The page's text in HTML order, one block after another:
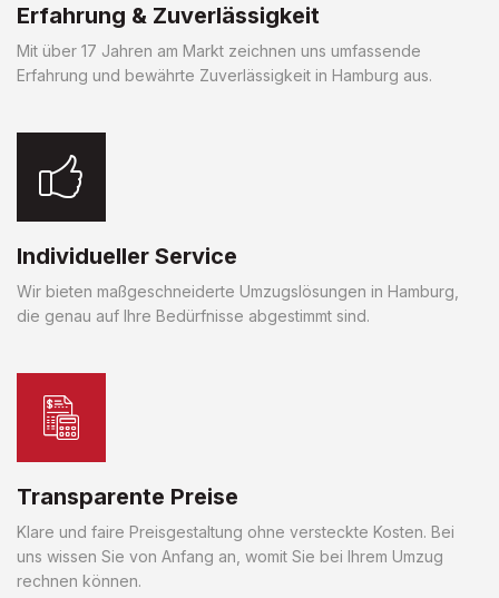
Erfahrung & Zuverlässigkeit
Mit über 17 Jahren am Markt zeichnen uns umfassende
Erfahrung und bewährte Zuverlässigkeit in Hamburg aus.
Individueller Service
Wir bieten maßgeschneiderte Umzugslösungen in Hamburg,
die genau auf Ihre Bedürfnisse abgestimmt sind.
Transparente Preise
Klare und faire Preisgestaltung ohne versteckte Kosten. Bei
uns wissen Sie von Anfang an, womit Sie bei Ihrem Umzug
rechnen können.